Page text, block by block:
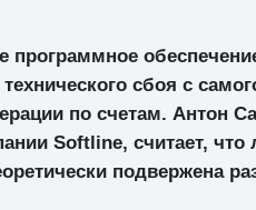
программное
сбоя с
по счетам. Антон
Softline, считает,
подвержена